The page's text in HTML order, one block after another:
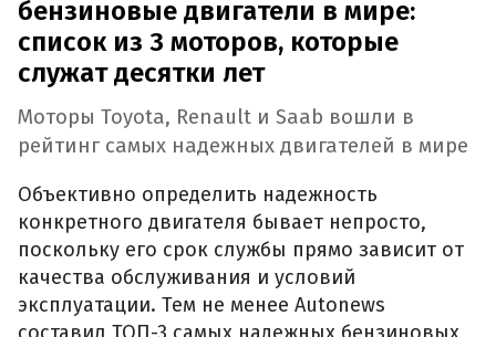
бензиновые двигатели в мире:
список из 3 моторов, которые
служат десятки лет
Моторы Toyota, Renault и Saab вошли в
рейтинг самых надежных двигателей в мире
Объективно определить надежность
конкретного двигателя бывает непросто,
поскольку его срок службы прямо зависит от
качества обслуживания и условий
эксплуатации. Тем не менее Autonews
составил ТОП-3 самых надежных бензиновых